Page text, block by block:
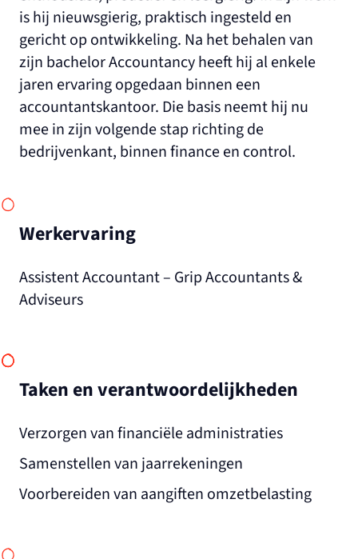
is hij nieuwsgierig, praktisch ingesteld en
gericht op ontwikkeling. Na het behalen van
zijn bachelor Accountancy heeft hij al enkele
jaren ervaring opgedaan binnen een
accountantskantoor. Die basis neemt hij nu
mee in zijn volgende stap richting de
bedrijvenkant, binnen finance en control.
Werkervaring
Assistent Accountant – Grip Accountants &
Adviseurs
Taken en verantwoordelijkheden
Verzorgen van financiële administraties
Samenstellen van jaarrekeningen
Voorbereiden van aangiften omzetbelasting